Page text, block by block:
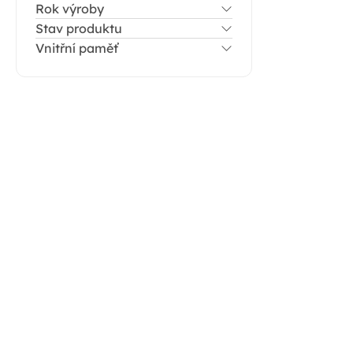
Rok výroby
Stav produktu
Vnitřní paměť